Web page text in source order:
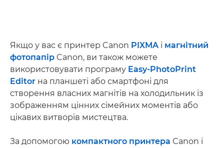
Якщо у вас є принтер Canon PIXMA і магнітний
фотопапір Canon, ви також можете
використовувати програму Easy-PhotoPrint
Editor на планшеті або смартфоні для
створення власних магнітів на холодильник із
зображенням цінних сімейних моментів або
цікавих витворів мистецтва.
За допомогою компактного принтера Canon і